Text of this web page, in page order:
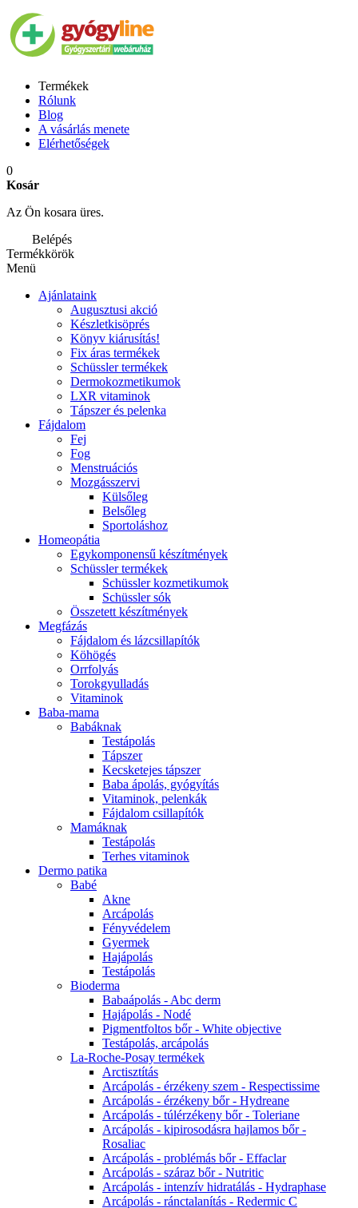
Termékek
Rólunk
Blog
A vásárlás menete
Elérhetőségek
0
Kosár
Az Ön kosara üres.
Belépés
Termékkörök
Menü
Ajánlataink
Augusztusi akció
Készletkisöprés
Könyv kiárusítás!
Fix áras termékek
Schüssler termékek
Dermokozmetikumok
LXR vitaminok
Tápszer és pelenka
Fájdalom
Fej
Fog
Menstruációs
Mozgásszervi
Külsőleg
Belsőleg
Sportoláshoz
Homeopátia
Egykomponensű készítmények
Schüssler termékek
Schüssler kozmetikumok
Schüssler sók
Összetett készítmények
Megfázás
Fájdalom és lázcsillapítók
Köhögés
Orrfolyás
Torokgyulladás
Vitaminok
Baba-mama
Babáknak
Testápolás
Tápszer
Kecsketejes tápszer
Baba ápolás, gyógyítás
Vitaminok, pelenkák
Fájdalom csillapítók
Mamáknak
Testápolás
Terhes vitaminok
Dermo patika
Babé
Akne
Arcápolás
Fényvédelem
Gyermek
Hajápolás
Testápolás
Bioderma
Babaápolás - Abc derm
Hajápolás - Nodé
Pigmentfoltos bőr - White objective
Testápolás, arcápolás
La-Roche-Posay termékek
Arctisztítás
Arcápolás - érzékeny szem - Respectissime
Arcápolás - érzékeny bőr - Hydreane
Arcápolás - túlérzékeny bőr - Toleriane
Arcápolás - kipirosodásra hajlamos bőr -
Rosaliac
Arcápolás - problémás bőr - Effaclar
Arcápolás - száraz bőr - Nutritic
Arcápolás - intenzív hidratálás - Hydraphase
Arcápolás - ránctalanítás - Redermic C